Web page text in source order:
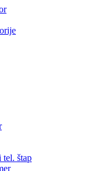
tel. štap